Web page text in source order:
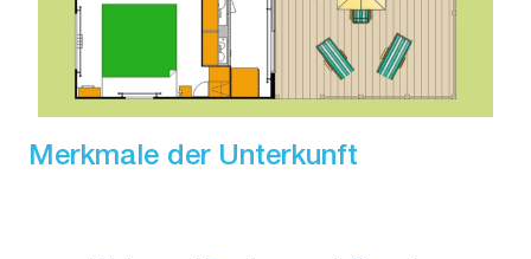
Merkmale der Unterkunft